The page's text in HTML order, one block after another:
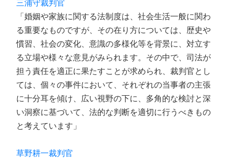
三浦守裁判官
「婚姻や家族に関する法制度は、社会生活一般に関わ
る重要なものですが、その在り方については、歴史や
慣習、社会の変化、意識の多様化等を背景に、対立す
る立場や様々な意見がみられます。その中で、司法が
担う責任を適正に果たすことが求められ、裁判官とし
ては、個々の事件において、それぞれの当事者の主張
に十分耳を傾け、広い視野の下に、多角的な検討と深
い洞察に基づいて、法的な判断を適切に行うべきもの
と考えています」
草野耕一裁判官